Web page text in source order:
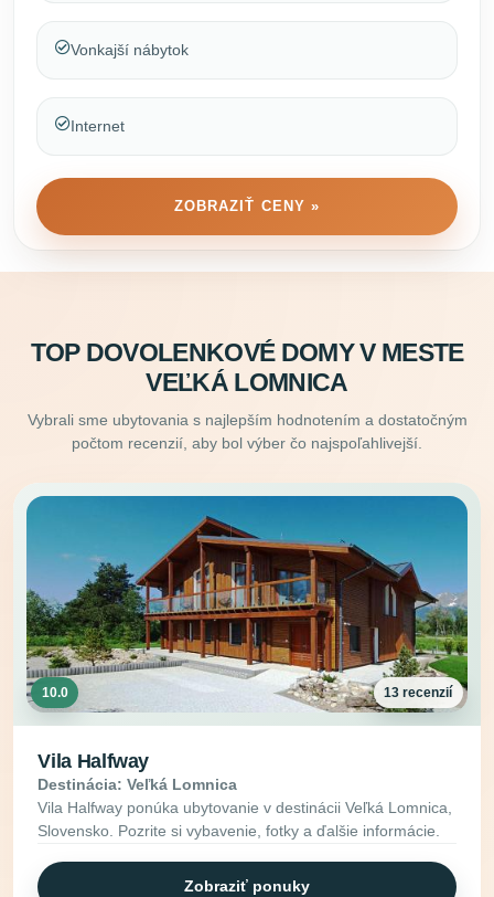
Vonkajší nábytok
Internet
ZOBRAZIŤ CENY »
TOP DOVOLENKOVÉ DOMY V MESTE
VEĽKÁ LOMNICA
Vybrali sme ubytovania s najlepším hodnotením a dostatočným
počtom recenzií, aby bol výber čo najspoľahlivejší.
10.0 13 recenzií
Vila Halfway
Destinácia: Veľká Lomnica
Vila Halfway ponúka ubytovanie v destinácii Veľká Lomnica,
Slovensko. Pozrite si vybavenie, fotky a ďalšie informácie.
Zobraziť ponuky